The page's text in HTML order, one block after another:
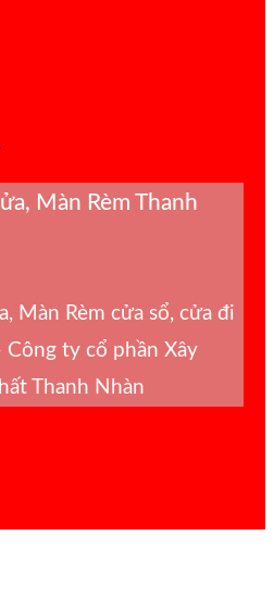
Màn Rèm Thanh
Màn Rèm cửa sổ, cửa đi
Công ty cổ phần Xây
Thanh Nhàn